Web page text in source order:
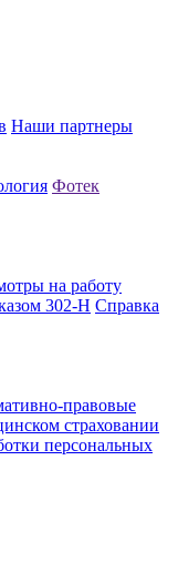
Наши партнеры
Фотек
на работу
302-Н Справка
правовые
страховании
персональных